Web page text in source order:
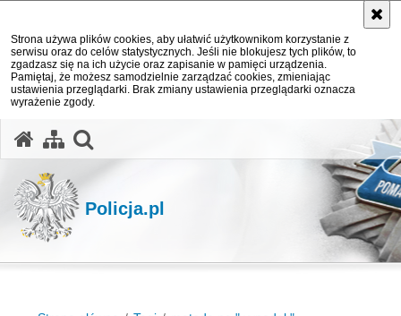
Strona używa plików cookies, aby ułatwić użytkownikom korzystanie z
serwisu oraz do celów statystycznych. Jeśli nie blokujesz tych plików, to
zgadzasz się na ich użycie oraz zapisanie w pamięci urządzenia.
Pamiętaj, że możesz samodzielnie zarządzać cookies, zmieniając
ustawienia przeglądarki. Brak zmiany ustawienia przeglądarki oznacza
wyrażenie zgody.
Policja.pl